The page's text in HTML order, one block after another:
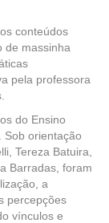
conteúdos
de massinha
pela professora
do Ensino
Sob orientação
Tereza Batuira,
Barradas, foram
a
percepções
vínculos e